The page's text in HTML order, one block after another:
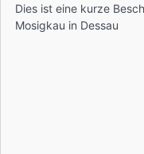
Dies ist eine kurze
Mosigkau in Dessau